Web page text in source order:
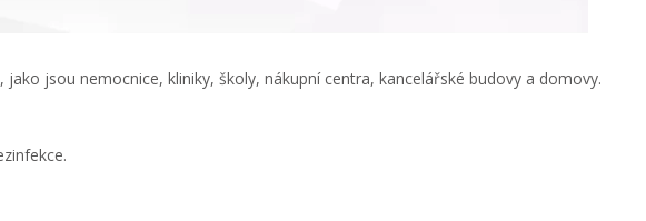
jsou nemocnice, kliniky, školy, nákupní centra, kancelářské budovy a domovy.